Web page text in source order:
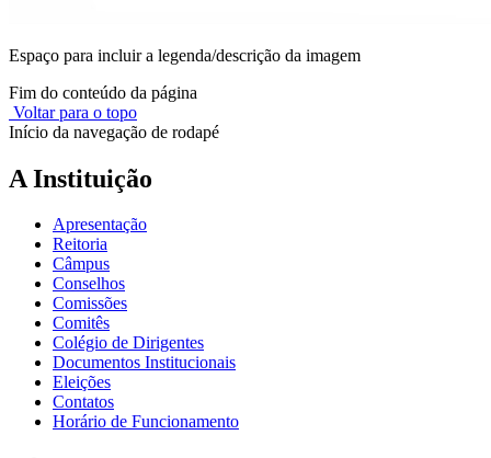
Espaço para incluir a legenda/descrição da imagem
Fim do conteúdo da página
Voltar para o topo
Início da navegação de rodapé
A Instituição
Apresentação
Reitoria
Câmpus
Conselhos
Comissões
Comitês
Colégio de Dirigentes
Documentos Institucionais
Eleições
Contatos
Horário de Funcionamento